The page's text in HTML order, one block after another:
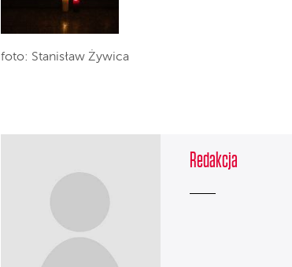
foto: Stanisław Żywica
Redakcja